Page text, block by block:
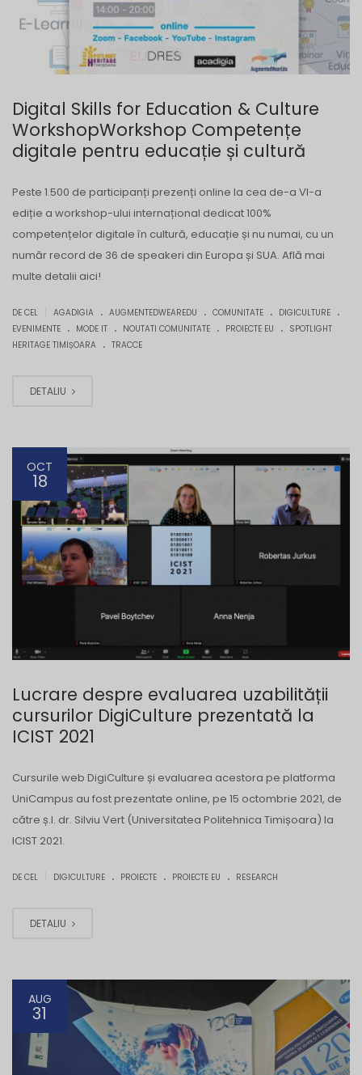
Digital Skills for Education & Culture
WorkshopWorkshop Competențe
digitale pentru educație și cultură
Peste 1.500 de participanți prezenți online la cea de-a VI-a
ediție a workshop-ului internațional dedicat 100%
competențelor digitale în cultură, educație și nu numai, cu un
număr record de 36 de speakeri din Europa și SUA. Află mai
multe detalii aici!
DE CEL AGADIGIA . AUGMENTEDWEAREDU . COMUNITATE . DIGICULTURE .
EVENIMENTE . MODE IT . NOUTATI COMUNITATE . PROIECTE EU . SPOTLIGHT
HERITAGE TIMIȘOARA . TRACCE
DETALIU
OCT
18
Lucrare despre evaluarea uzabilității
cursurilor DigiCulture prezentată la
ICIST 2021
Cursurile web DigiCulture și evaluarea acestora pe platforma
UniCampus au fost prezentate online, pe 15 octombrie 2021, de
către ș.l. dr. Silviu Vert (Universitatea Politehnica Timișoara) la
ICIST 2021.
DE CEL DIGICULTURE . PROIECTE . PROIECTE EU . RESEARCH
DETALIU
AUG
31